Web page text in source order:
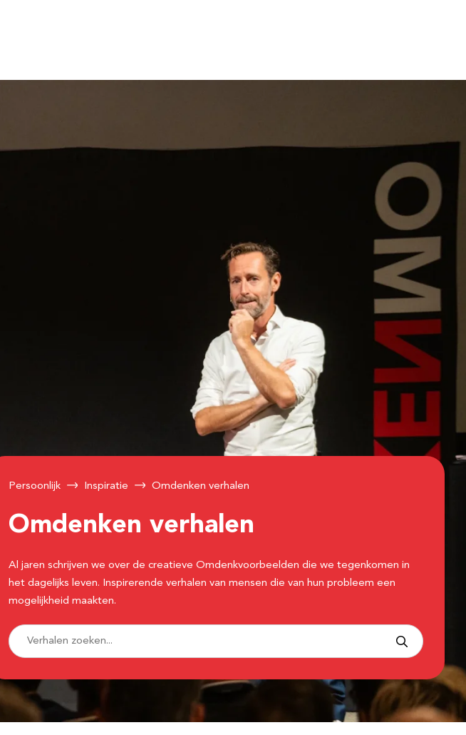
Persoonlijk Inspiratie Omdenken verhalen
Omdenken verhalen
Al jaren schrijven we over de creatieve Omdenkvoorbeelden die we tegenkomen in
het dagelijks leven. Inspirerende verhalen van mensen die van hun probleem een
mogelijkheid maakten.